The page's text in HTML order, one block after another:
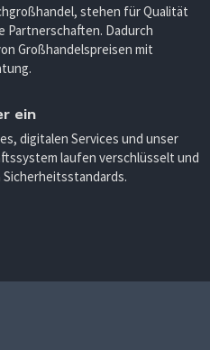
stehen für Qualität
Partnerschaften. Dadurch
Großhandelspreisen mit
ein
digitalen Services und unser
laufen verschlüsselt und